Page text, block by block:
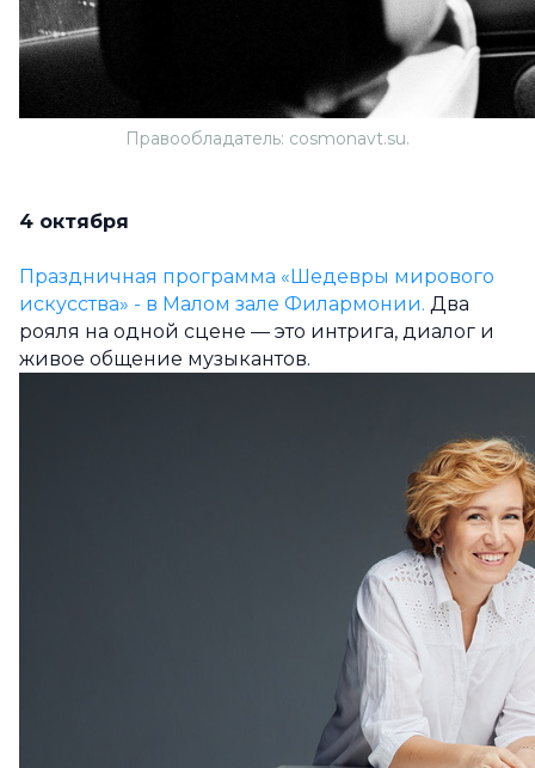
Правообладатель: cosmonavt.su.
4 октября
Праздничная программа «Шедевры мирового
искусства» - в Малом зале Филармонии. Два
рояля на одной сцене — это интрига, диалог и
живое общение музыкантов.